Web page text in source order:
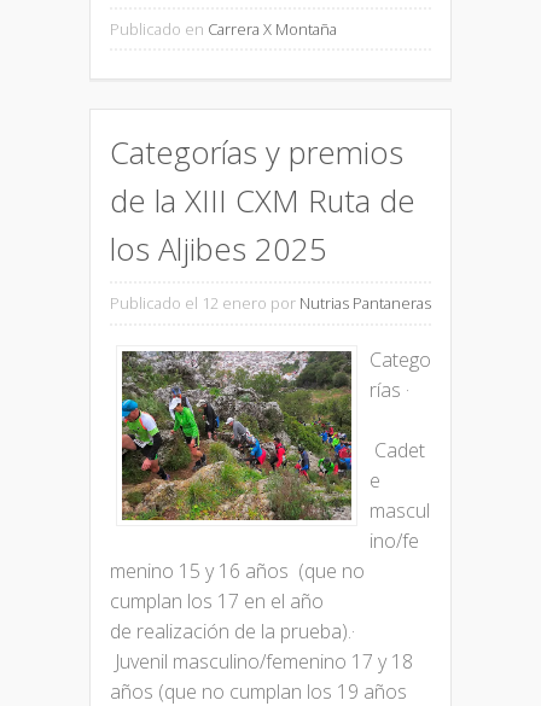
Publicado en Carrera X Montaña
Categorías y premios
de la XIII CXM Ruta de
los Aljibes 2025
Publicado el 12 enero por Nutrias Pantaneras
Catego
rías ·
Cadet
e
mascul
ino/fe
menino 15 y 16 años (que no
cumplan los 17 en el año
de realización de la prueba).·
Juvenil masculino/femenino 17 y 18
años (que no cumplan los 19 años